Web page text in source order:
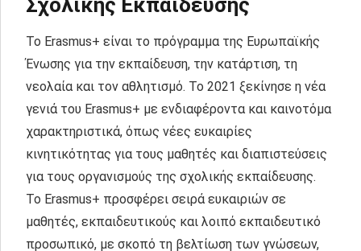
Σχολικής Εκπαίδευσης
Το Erasmus+ είναι το πρόγραμμα της Ευρωπαϊκής
Ένωσης για την εκπαίδευση, την κατάρτιση, τη
νεολαία και τον αθλητισμό. Το 2021 ξεκίνησε η νέα
γενιά του Erasmus+ με ενδιαφέροντα και καινοτόμα
χαρακτηριστικά, όπως νέες ευκαιρίες
κινητικότητας για τους μαθητές και διαπιστεύσεις
για τους οργανισμούς της σχολικής εκπαίδευσης.
Το Erasmus+ προσφέρει σειρά ευκαιριών σε
μαθητές, εκπαιδευτικούς και λοιπό εκπαιδευτικό
προσωπικό, με σκοπό τη βελτίωση των γνώσεων,